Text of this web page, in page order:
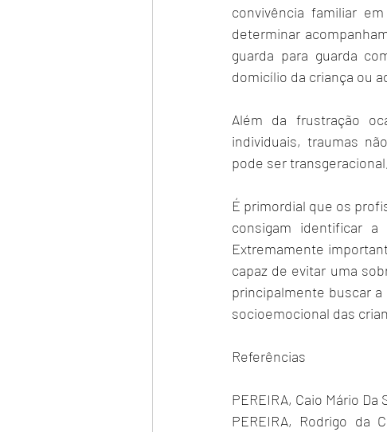
convivência familiar
determinar
guarda para guarda
domicílio da criança ou
Além da frustração
individuais, traumas
pode ser
É primordial que os
consigam identificar
Extremamente
capaz de evitar uma
principalmente buscar
socioemocional das
Referências
PEREIRA, Caio Mário Da
PEREIRA, Rodrigo da